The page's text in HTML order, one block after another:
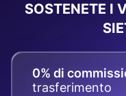
SOSTENETE I
0% di
trasferimento